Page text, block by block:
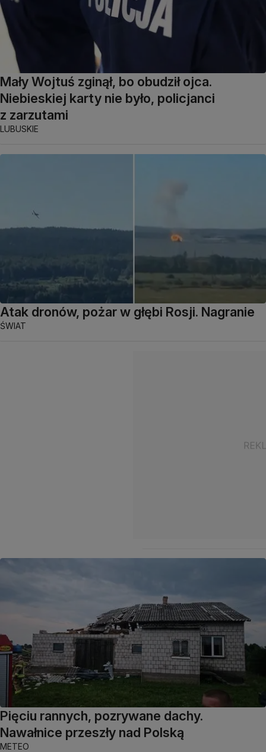
Mały Wojtuś zginął, bo obudził ojca.
Niebieskiej karty nie było, policjanci
z zarzutami
LUBUSKIE
Atak dronów, pożar w głębi Rosji. Nagranie
ŚWIAT
Pięciu rannych, pozrywane dachy.
Nawałnice przeszły nad Polską
METEO